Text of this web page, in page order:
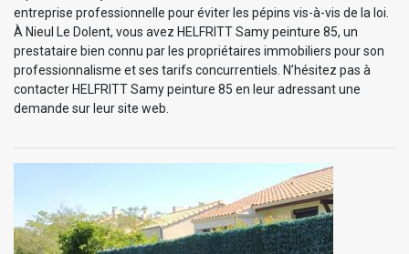
entreprise professionnelle pour éviter les pépins vis-à-vis de la loi.
À Nieul Le Dolent, vous avez HELFRITT Samy peinture 85, un
prestataire bien connu par les propriétaires immobiliers pour son
professionnalisme et ses tarifs concurrentiels. N’hésitez pas à
contacter HELFRITT Samy peinture 85 en leur adressant une
demande sur leur site web.